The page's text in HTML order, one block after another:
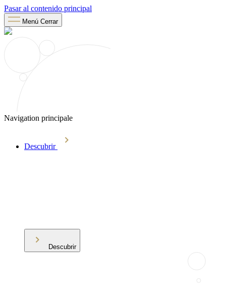
Pasar al contenido principal
Menú Cerrar
Navigation principale
Descubrir
Descubrir